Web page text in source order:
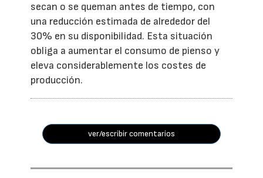
secan o se queman antes de tiempo, con
una reducción estimada de alrededor del
30% en su disponibilidad. Esta situación
obliga a aumentar el consumo de pienso y
eleva considerablemente los costes de
producción.
ver/escribir comentarios